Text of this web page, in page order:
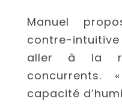
Manuel
contre-intuitive
aller à la
concurrents.
capacité